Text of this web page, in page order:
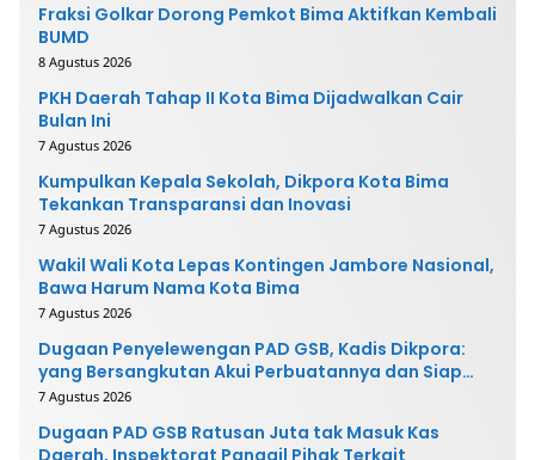
Fraksi Golkar Dorong Pemkot Bima Aktifkan Kembali
BUMD
8 Agustus 2026
PKH Daerah Tahap II Kota Bima Dijadwalkan Cair
Bulan Ini
7 Agustus 2026
Kumpulkan Kepala Sekolah, Dikpora Kota Bima
Tekankan Transparansi dan Inovasi
7 Agustus 2026
Wakil Wali Kota Lepas Kontingen Jambore Nasional,
Bawa Harum Nama Kota Bima
7 Agustus 2026
Dugaan Penyelewengan PAD GSB, Kadis Dikpora:
yang Bersangkutan Akui Perbuatannya dan Siap
Mengembalikan Uang
7 Agustus 2026
Dugaan PAD GSB Ratusan Juta tak Masuk Kas
Daerah, Inspektorat Panggil Pihak Terkait